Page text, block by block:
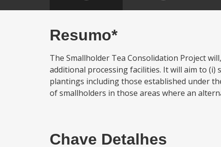
Resumo*
The Smallholder Tea Consolidation Project
additional processing facilities. It will aim to
plantings including those established under
of smallholders in those areas where an
Chave Detalhes